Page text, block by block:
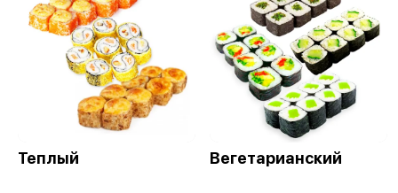
Теплый Вегетарианский